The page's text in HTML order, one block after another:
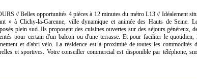
// Belles opportunités 4 pièces à 12 minutes du métro L13 // Idéalement
» à Clichy-la-Garenne, ville dynamique et animée des Hauts de Seine.
plein sud. Ils proposent des cuisines ouvertes sur des séjours généreux,
pour certain d'un balcon ou d'une terrasse. Et pour faciliter le quotidien,
et d'abri vélo. La résidence est à proximité de toutes les commodités
et sportives. Votre conseiller commercial est disponible par téléphone,